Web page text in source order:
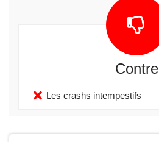
Contre
Les crashs intempestifs